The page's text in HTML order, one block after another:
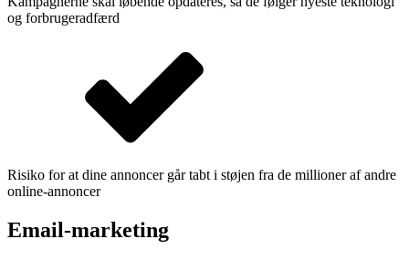
og forbrugeradfærd
Risiko for at dine annoncer går tabt i støjen fra de millioner af andre
online-annoncer
Email-marketing